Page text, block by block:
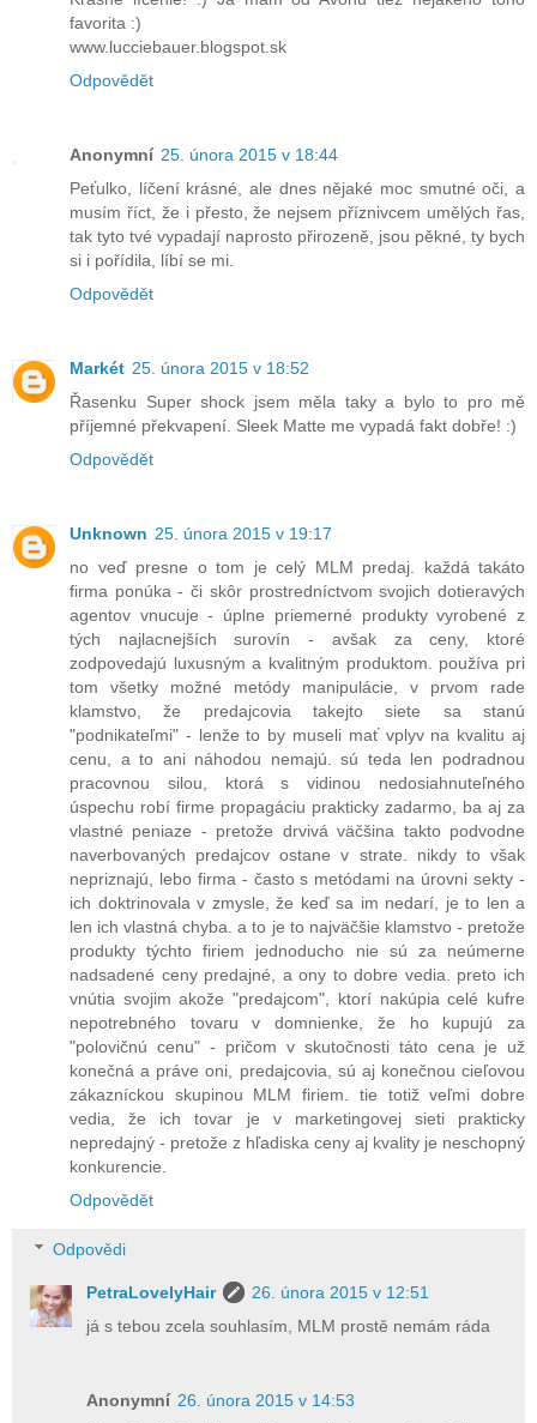
favorita :)
www.lucciebauer.blogspot.sk
Odpovědět
Anonymní 25. února 2015 v 18:44
Peťulko, líčení krásné, ale dnes nějaké moc smutné oči, a
musím říct, že i přesto, že nejsem příznivcem umělých řas,
tak tyto tvé vypadají naprosto přirozeně, jsou pěkné, ty bych
si i pořídila, líbí se mi.
Odpovědět
Markét 25. února 2015 v 18:52
Řasenku Super shock jsem měla taky a bylo to pro mě
příjemné překvapení. Sleek Matte me vypadá fakt dobře! :)
Odpovědět
Unknown 25. února 2015 v 19:17
no veď presne o tom je celý MLM predaj. každá takáto
firma ponúka - či skôr prostredníctvom svojich dotieravých
agentov vnucuje - úplne priemerné produkty vyrobené z
tých najlacnejších surovín - avšak za ceny, ktoré
zodpovedajú luxusným a kvalitným produktom. používa pri
tom všetky možné metódy manipulácie, v prvom rade
klamstvo, že predajcovia takejto siete sa stanú
"podnikateľmi" - lenže to by museli mať vplyv na kvalitu aj
cenu, a to ani náhodou nemajú. sú teda len podradnou
pracovnou silou, ktorá s vidinou nedosiahnuteľného
úspechu robí firme propagáciu prakticky zadarmo, ba aj za
vlastné peniaze - pretože drvivá väčšina takto podvodne
naverbovaných predajcov ostane v strate. nikdy to však
nepriznajú, lebo firma - často s metódami na úrovni sekty -
ich doktrinovala v zmysle, že keď sa im nedarí, je to len a
len ich vlastná chyba. a to je to najväčšie klamstvo - pretože
produkty týchto firiem jednoducho nie sú za neúmerne
nadsadené ceny predajné, a ony to dobre vedia. preto ich
vnútia svojim akože "predajcom", ktorí nakúpia celé kufre
nepotrebného tovaru v domnienke, že ho kupujú za
"polovičnú cenu" - pričom v skutočnosti táto cena je už
konečná a práve oni, predajcovia, sú aj konečnou cieľovou
zákazníckou skupinou MLM firiem. tie totiž veľmi dobre
vedia, že ich tovar je v marketingovej sieti prakticky
nepredajný - pretože z hľadiska ceny aj kvality je neschopný
konkurencie.
Odpovědět
Odpovědi
PetraLovelyHair
26. února 2015 v 12:51
já s tebou zcela souhlasím, MLM prostě nemám ráda
Anonymní 26. února 2015 v 14:53